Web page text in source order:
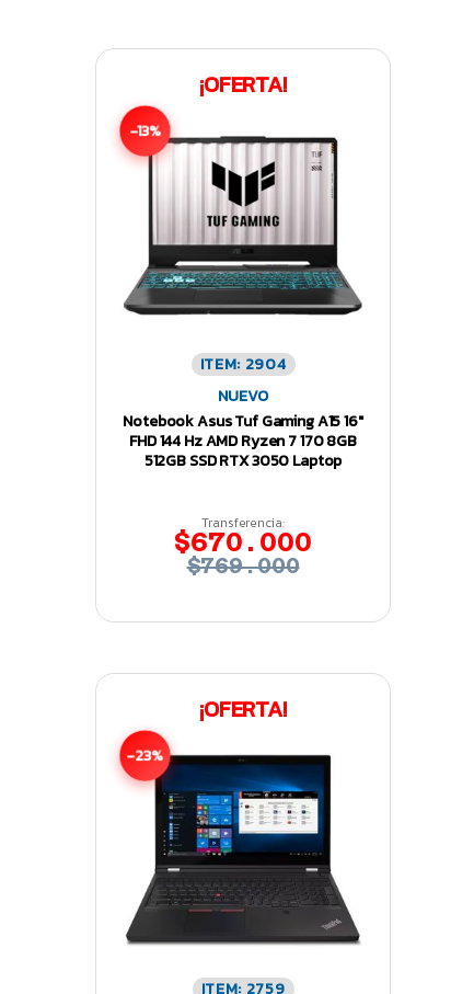
¡OFERTA!
-13%
ITEM: 2904
NUEVO
Notebook Asus Tuf Gaming A15 16″
FHD 144 Hz AMD Ryzen 7 170 8GB
512GB SSD RTX 3050 Laptop
Transferencia:
$670.000
$769.000
¡OFERTA!
-23%
ITEM: 2759